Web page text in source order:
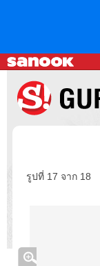
รูปที่ 17 จาก 18